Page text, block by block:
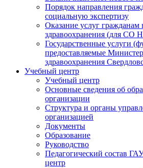
Порядок направления
социальную экспертизу
Оказание услуг гражданам
здравоохранения (для СО
Государственные услуги
предоставляемые
здравоохранения
Учебный центр
Учебный центр
Основные сведения об
организации
Структура и органы
организацией
Документы
Образование
Руководство
Педагогический состав
центр